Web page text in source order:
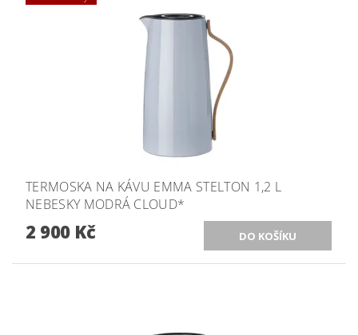
TERMOSKA NA KÁVU EMMA STELTON 1,2 L
NEBESKY MODRÁ CLOUD*
2 900 Kč